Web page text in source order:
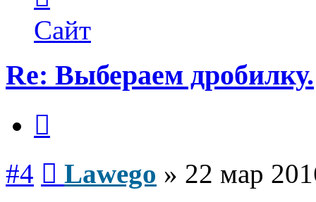
пользователя
Lawego
Сайт
Re: Выбераем дробилку.
#4 Lawego » 22 мар